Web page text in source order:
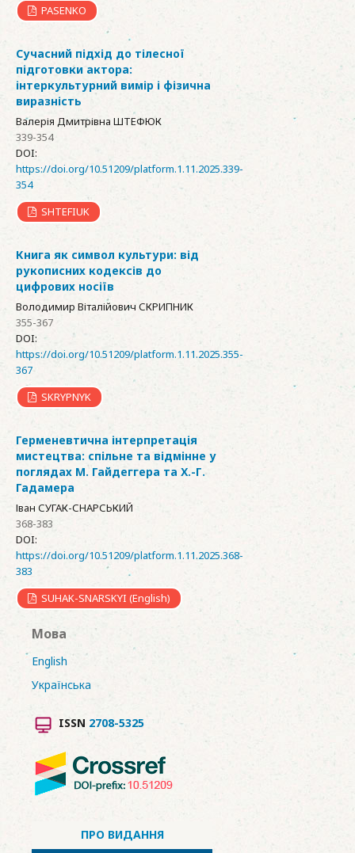
PASENKO
Сучасний підхід до тілесної
підготовки актора:
інтеркультурний вимір і фізична
виразність
Валерія Дмитрівна ШТЕФЮК
339-354
DOI:
https://doi.org/10.51209/platform.1.11.2025.339-
354
SHTEFIUK
Книга як символ культури: від
рукописних кодексів до
цифрових носіїв
Володимир Віталійович СКРИПНИК
355-367
DOI:
https://doi.org/10.51209/platform.1.11.2025.355-
367
SKRYPNYK
Герменевтична інтерпретація
мистецтва: спільне та відмінне у
поглядах М. Гайдеггера та Х.-Г.
Гадамера
Іван СУГАК-СНАРСЬКИЙ
368-383
DOI:
https://doi.org/10.51209/platform.1.11.2025.368-
383
SUHAK-SNARSKYI (English)
Мова
English
Українська
ISSN 2708-5325
ПРО ВИДАННЯ